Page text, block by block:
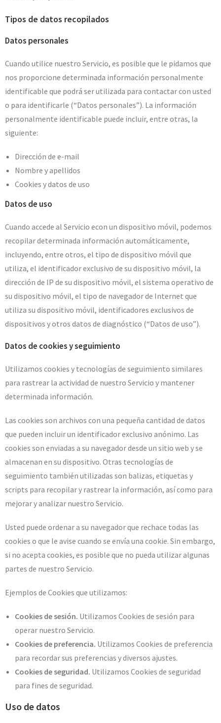
Tipos de datos recopilados
Datos personales
Cuando utilice nuestro Servicio, es posible que le pidamos que
nos proporcione determinada información personalmente
identificable que podrá ser utilizada para contactar con usted
o para identificarle (“Datos personales”). La información
personalmente identificable puede incluir, entre otras, la
siguiente:
Dirección de e-mail
Nombre y apellidos
Cookies y datos de uso
Datos de uso
Cuando accede al Servicio econ un dispositivo móvil, podemos
recopilar determinada información automáticamente,
incluyendo, entre otros, el tipo de dispositivo móvil que
utiliza, el identificador exclusivo de su dispositivo móvil, la
dirección de IP de su dispositivo móvil, el sistema operativo de
su dispositivo móvil, el tipo de navegador de Internet que
utiliza su dispositivo móvil, identificadores exclusivos de
dispositivos y otros datos de diagnóstico (“Datos de uso”).
Datos de cookies y seguimiento
Utilizamos cookies y tecnologías de seguimiento similares
para rastrear la actividad de nuestro Servicio y mantener
determinada información.
Las cookies son archivos con una pequeña cantidad de datos
que pueden incluir un identificador exclusivo anónimo. Las
cookies son enviadas a su navegador desde un sitio web y se
almacenan en su dispositivo. Otras tecnologías de
seguimiento también utilizadas son balizas, etiquetas y
scripts para recopilar y rastrear la información, así como para
mejorar y analizar nuestro Servicio.
Usted puede ordenar a su navegador que rechace todas las
cookies o que le avise cuando se envía una cookie. Sin embargo,
si no acepta cookies, es posible que no pueda utilizar algunas
partes de nuestro Servicio.
Ejemplos de Cookies que utilizamos:
Cookies de sesión. Utilizamos Cookies de sesión para
operar nuestro Servicio.
Cookies de preferencia. Utilizamos Cookies de preferencia
para recordar sus preferencias y diversos ajustes.
Cookies de seguridad. Utilizamos Cookies de seguridad
para fines de seguridad.
Uso de datos